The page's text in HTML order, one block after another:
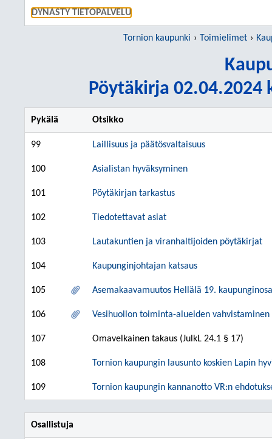
DYNASTY TIETOPALVELU
Tornion kaupunki Toimielimet
Pöytäkirja 02.04.2024
Pykälä Otsikko
99 Laillisuus ja päätösvaltaisuus
100 Asialistan hyväksyminen
101 Pöytäkirjan tarkastus
102 Tiedotettavat asiat
103 Lautakuntien ja viranhaltijoiden pöytäkirjat
104 Kaupunginjohtajan katsaus
105 Asemakaavamuutos Hellälä 19.
106 Vesihuollon toiminta-alueiden vahvistaminen
107 Omavelkainen takaus (JulkL 24.1 § 17)
108 Tornion kaupungin lausunto koskien Lapin
109 Tornion kaupungin kannanotto VR:n
Osallistuja